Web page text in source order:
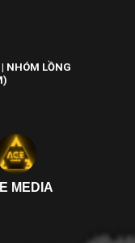
NHÓM LỒNG
MEDIA